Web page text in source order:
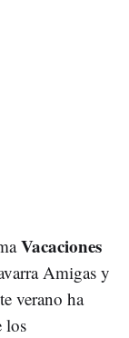
Vacaciones
Amigas y
verano ha
los